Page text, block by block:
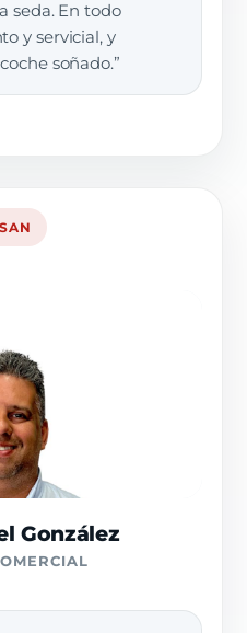
seda. En todo
y servicial, y
soñado.”
González